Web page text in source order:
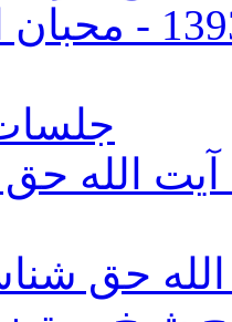
جلسات دهه اول محرم
جلسات
92 - حسينيه آيت